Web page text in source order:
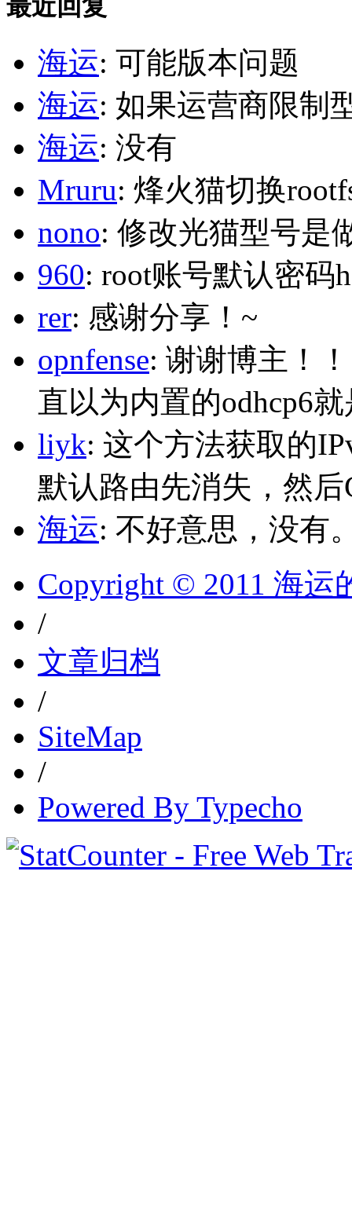
最近回复
海运: 可能版本问题
海运: 如果运营商限制
海运: 没有
Mruru: 烽火猫切换
nono: 修改光猫型号是
960: root账号默认密码
rer: 感谢分享！~
opnfense: 谢谢博主！
直以为内置的odhcp6
liyk: 这个方法获取的
默认路由先消失，然
海运: 不好意思，没有
Copyright © 2011 海运
/
文章归档
/
SiteMap
/
Powered By Typecho